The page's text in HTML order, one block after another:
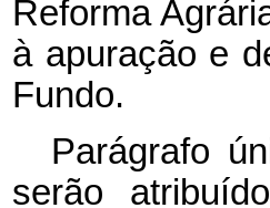
Reforma
à apuração e
Fundo.
Parágrafo
serão